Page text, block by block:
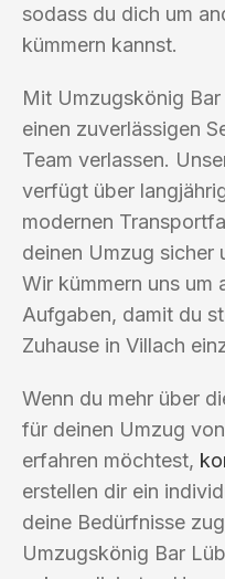
sodass du dich um
kümmern kannst.
Mit Umzugskönig
einen zuverlässigen
Team verlassen.
verfügt über
modernen
deinen Umzug sicher
Wir kümmern uns um
Aufgaben, damit du
Zuhause in Villach
Wenn du mehr über
für deinen Umzug
erfahren möchtest,
erstellen dir ein
deine Bedürfnisse
Umzugskönig Bar